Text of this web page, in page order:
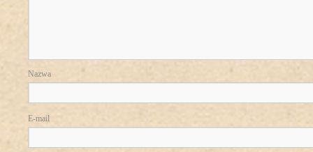
Nazwa
E-mail